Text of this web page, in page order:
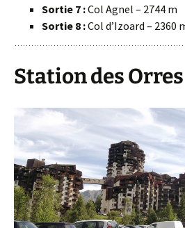
Sortie 7 :Col Agnel – 2744 m
Sortie 8 :Col d’Izoard – 2360
Station des Orres